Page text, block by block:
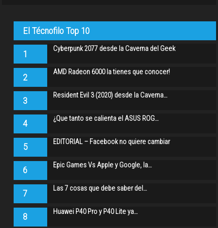
El Técnofilo Top 10
1 Cyberpunk 2077 desde la Caverna del Geek
2 AMD Radeon 6000 la tienes que conocer!
3 Resident Evil 3 (2020) desde la Caverna…
4 ¿Que tanto se calienta el ASUS ROG…
5 EDITORIAL – Facebook no quiere cambiar
6 Epic Games Vs Apple y Google, la…
7 Las 7 cosas que debe saber del…
8 Huawei P40 Pro y P40 Lite ya…